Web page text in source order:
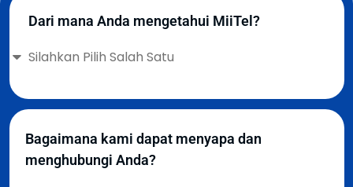
Dari mana Anda mengetahui MiiTel?
Bagaimana kami dapat menyapa dan
menghubungi Anda?